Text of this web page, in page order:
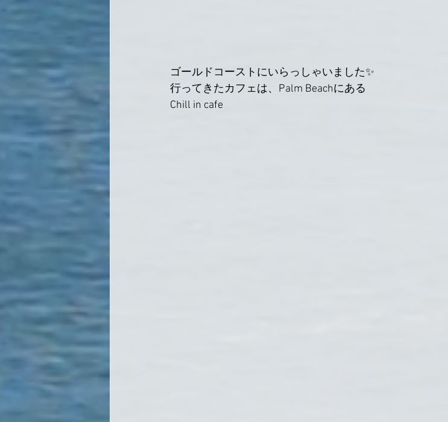
ゴールドコーストにいらっしゃいました✨
行ってきたカフェは、Palm Beachにある
Chill in cafe